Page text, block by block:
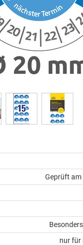
Geprüft
nur für